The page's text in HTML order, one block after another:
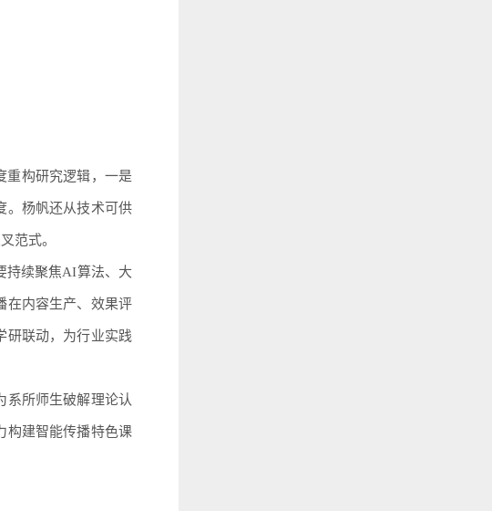
重构研究逻辑，一是
。杨帆还从技术可供
范式。
持续聚焦AI算法、大
在内容生产、效果评
研联动，为行业实践
系所师生破解理论认
构建智能传播特色课